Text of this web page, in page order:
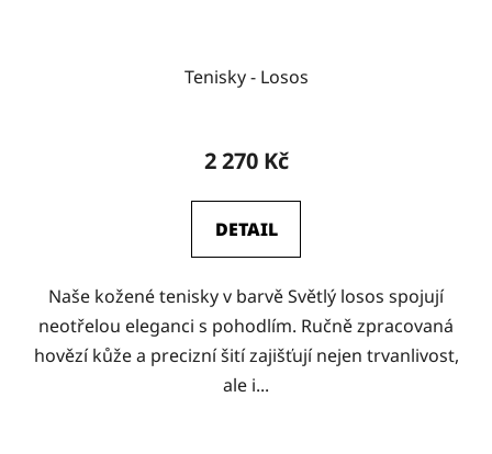
Tenisky - Losos
2 270 Kč
DETAIL
Naše kožené tenisky v barvě Světlý losos spojují
neotřelou eleganci s pohodlím. Ručně zpracovaná
hovězí kůže a precizní šití zajišťují nejen trvanlivost,
ale i...